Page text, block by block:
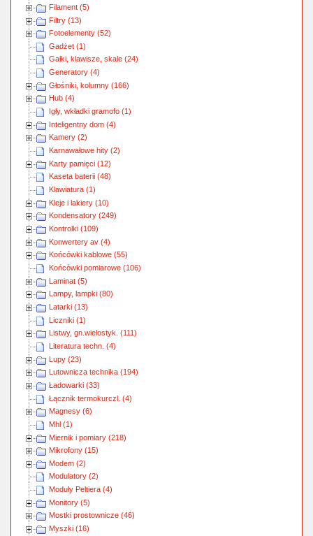
Filament (5)
Filtry (13)
Fotoelementy (52)
Gadżet (1)
Gałki, klawisze, skale (24)
Generatory (4)
Głośniki, kolumny (166)
Hub (4)
Igły, wkładki gramofo (1)
Inteligentny dom (4)
Kamery (2)
Karnawałowe hity (2)
Karty pamięci (12)
Kaseta baterii (48)
Klawiatura (1)
Kleje i lakiery (10)
Kondensatory (249)
Kontrolki (109)
Konwertery av (4)
Końcówki kablowe (55)
Końcówki pomiarowe (106)
Laminat (5)
Lampy, lampki (80)
Latarki (13)
Liczniki (1)
Listwy, gn.wielostyk. (111)
Literatura techn. (4)
Lupy (23)
Lutownicza technika (194)
Ładowarki (33)
Łącznik termokurczl. (4)
Magnesy (6)
Mhl (1)
Miernik i pomiary (218)
Mikrofony (15)
Modem (2)
Modulatory (2)
Moduły Peltiera (4)
Monitory (5)
Mostki prostownicze (46)
Myszki (16)